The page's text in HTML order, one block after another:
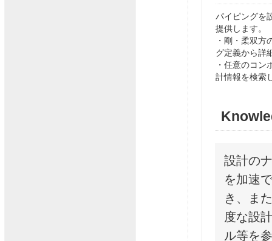
パイピングを
提供します。
・剛・柔双方
グ定義から詳
・任意のコン
計情報を検索
設計の
を加速
き、ま
度な設
ル等を